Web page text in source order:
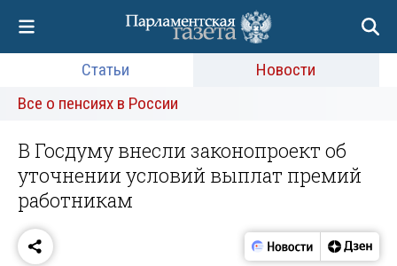
Статьи
Новости
Все о пенсиях в России
В Госдуму внесли законопроект об
уточнении условий выплат премий
работникам